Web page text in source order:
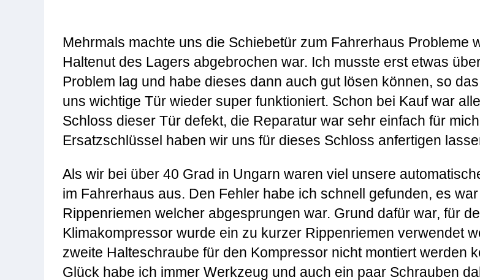
Mehrmals machte uns die Schiebetür zum Fahrerhaus Probleme
Haltenut des Lagers abgebrochen war. Ich musste erst etwas
Problem lag und habe dieses dann auch gut lösen können, so
uns wichtige Tür wieder super funktioniert. Schon bei Kauf war
Schloss dieser Tür defekt, die Reparatur war sehr einfach für
Ersatzschlüssel haben wir uns für dieses Schloss anfertigen
Als wir bei über 40 Grad in Ungarn waren viel unsere
im Fahrerhaus aus. Den Fehler habe ich schnell gefunden, es
Rippenriemen welcher abgesprungen war. Grund dafür war, für
Klimakompressor wurde ein zu kurzer Rippenriemen verwendet
zweite Halteschraube für den Kompressor nicht montiert werden
Glück habe ich immer Werkzeug und auch ein paar Schrauben